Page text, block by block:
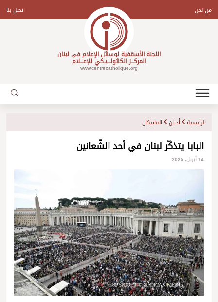
contentمن نحن اتصل بنا
اللجنة الأسقفية لوسائل الإعلام في لبنان
المركـــز الكاثولـــيـكي للإعـــلام
www.centrecatholique.org
الرئيسية أديان الفاتيكان
البابا يتذكّر لبنان في أحد الشّعانين
14 أبريل، 2025